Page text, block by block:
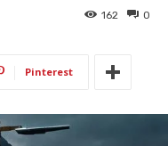
0
162
Pinterest